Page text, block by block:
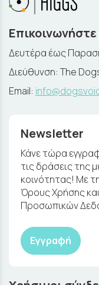
Δευτέρα έως
Διεύθυνση: The
Email:
Newsletter
Κάνε τώρα
τις δράσεις της
κοινότητας! Με
Όρους Χρήσης και
Προσωπικών
Εγγραφή